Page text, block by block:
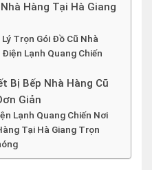
Hàng Tại Hà Giang
Trọn Gói Đồ Cũ Nhà
Lạnh Quang Chiến
Bị Bếp Nhà Hàng Cũ
Giản
Lạnh Quang Chiến Nơi
Tại Hà Giang Trọn